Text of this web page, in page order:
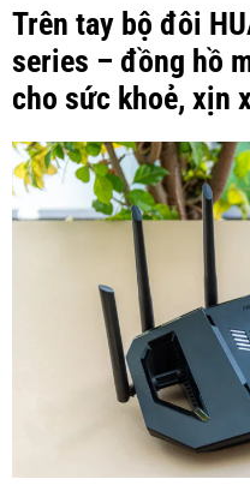
Trên tay bộ đôi
series – đồng hồ
cho sức khoẻ, xịn